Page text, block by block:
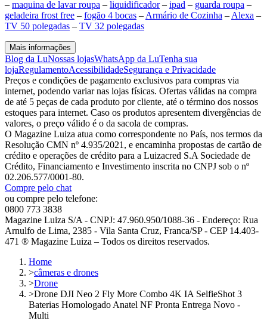
– maquina de lavar roupa – liquidificador– ipad – guarda roupa –
geladeira frost free – fogão 4 bocas – Armário de Cozinha – Alexa –
TV 50 polegadas – TV 32 polegadas
Mais informações
Blog da LuNossas lojasWhatsApp da LuTenha sua
lojaRegulamentoAcessibilidadeSegurança e Privacidade
Preços e condições de pagamento exclusivos para compras via
internet, podendo variar nas lojas físicas. Ofertas válidas na compra
de até 5 peças de cada produto por cliente, até o término dos nossos
estoques para internet. Caso os produtos apresentem divergências de
valores, o preço válido é o da sacola de compras.
O Magazine Luiza atua como correspondente no País, nos termos da
Resolução CMN nº 4.935/2021, e encaminha propostas de cartão de
crédito e operações de crédito para a Luizacred S.A Sociedade de
Crédito, Financiamento e Investimento inscrita no CNPJ sob o nº
02.206.577/0001-80.
Compre pelo chat
ou compre pelo telefone:
0800 773 3838
Magazine Luiza S/A - CNPJ: 47.960.950/1088-36 - Endereço: Rua
Arnulfo de Lima, 2385 - Vila Santa Cruz, Franca/SP - CEP 14.403-
471 ® Magazine Luiza – Todos os direitos reservados.
Home
>câmeras e drones
>Drone
>Drone DJI Neo 2 Fly More Combo 4K IA SelfieShot 3
Baterias Homologado Anatel NF Pronta Entrega Novo -
Multi